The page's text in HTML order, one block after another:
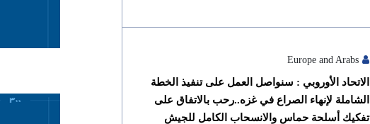
Europe and Arabs
الاتحاد الأوروبي : سنواصل العمل على تنفيذ الخطة
الشاملة لإنهاء الصراع في غزه..رحب بالاتفاق على
تفكيك أسلحة حماس والانسحاب الكامل للجيش